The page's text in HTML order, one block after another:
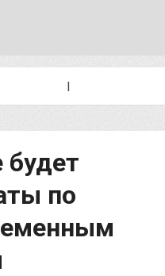
I
будет
по